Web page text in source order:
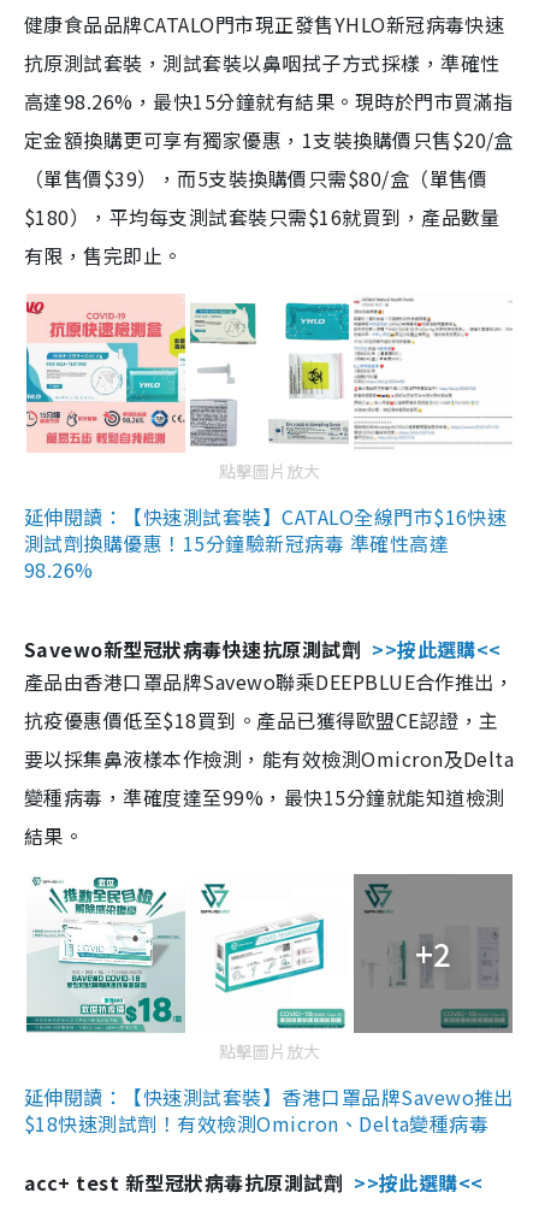
健康食品品牌CATALO門市現正發售YHLO新冠病毒快速
抗原測試套裝，測試套裝以鼻咽拭子方式採樣，準確性
高達98.26%，最快15分鐘就有結果。現時於門市買滿指
定金額換購更可享有獨家優惠，1支裝換購價只售$20/盒
（單售價$39），而5支裝換購價只需$80/盒（單售價
$180），平均每支測試套裝只需$16就買到，產品數量
有限，售完即止。
點擊圖片放大
延伸閱讀：【快速測試套裝】CATALO全線門市$16快速
測試劑換購優惠！15分鐘驗新冠病毒 準確性高達
98.26%
Savewo新型冠狀病毒快速抗原測試劑 >>按此選購<<
產品由香港口罩品牌Savewo聯乘DEEPBLUE合作推出，
抗疫優惠價低至$18買到。產品已獲得歐盟CE認證，主
要以採集鼻液樣本作檢測，能有效檢測Omicron及Delta
變種病毒，準確度達至99%，最快15分鐘就能知道檢測
結果。
+2
點擊圖片放大
延伸閱讀：【快速測試套裝】香港口罩品牌Savewo推出
$18快速測試劑！有效檢測Omicron、Delta變種病毒
acc+ test 新型冠狀病毒抗原測試劑 >>按此選購<<